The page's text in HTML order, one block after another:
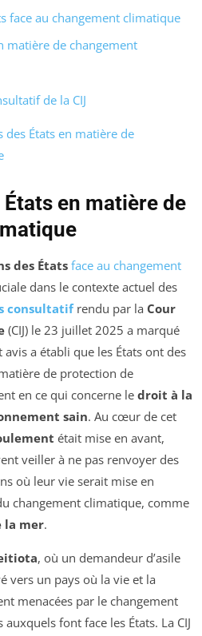
face au changement climatique
matière de changement
de la CIJ
des États en matière de
en matière de
des Étatsface au changement
dans le contexte actuel des
consultatifrendu par la Cour
(CIJ) le 23 juillet 2025 a marqué
a établi que les États ont des
de protection de
en ce qui concerne le droit à la
sain. Au cœur de cet
était mise en avant,
veiller à ne pas renvoyer des
où leur vie serait mise en
changement climatique, comme
la mer.
, où un demandeur d’asile
vers un pays où la vie et la
menacées par le changement
font face les États. La CIJ